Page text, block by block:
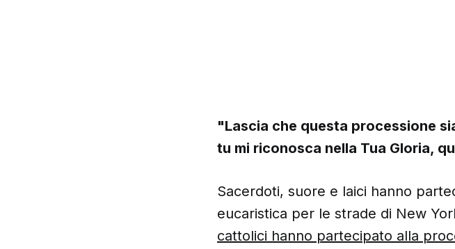
"Lascia che questa processione
tu mi riconosca nella Tua Gloria,
Sacerdoti, suore e laici hanno
eucaristica per le strade di New
cattolici hanno partecipato alla